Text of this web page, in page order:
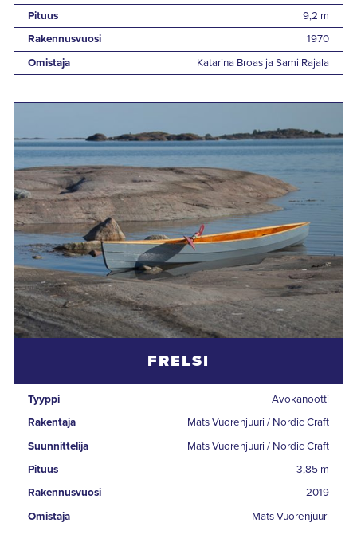
Pituus
9,2 m
Rakennusvuosi
1970
Omistaja
Katarina Broas ja Sami Rajala
FRELSI
Tyyppi
Avokanootti
Rakentaja
Mats Vuorenjuuri / Nordic Craft
Suunnittelija
Mats Vuorenjuuri / Nordic Craft
Pituus
3,85 m
Rakennusvuosi
2019
Omistaja
Mats Vuorenjuuri